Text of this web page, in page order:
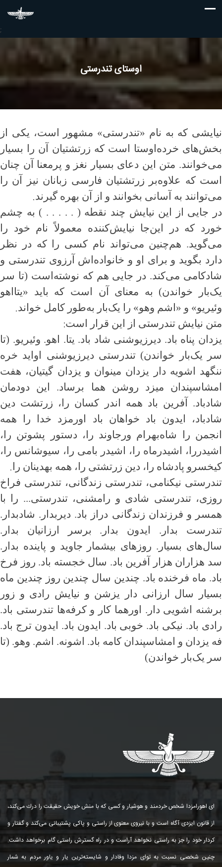
;
اوستای تندرستی
نیایشی که به نام «‌تندرستی‌» مشهور است، یکی از
بخش‌های خرده‌اوستا است که‌ زرتشتیان آن را بسیار
می‌خوانند. متن این دعای بسیار نغز و پرمعنا آن چنان
است که علاوه‌بر زرتشتیان فارسی زبانان نیز آن را
می‌توانند به آسانی بخوانند و از آن بهره گیرند.
در جایی از این نیایش چند نقطه ( . . . . . ) به چشم
خورد که در این‌جا نیایش‌کننده معمولاً نام خود را
می‌گوید. هم‌چنین می‌تواند نام کسی را که در نظر
دارد بگوید و برای او و خانواده‌اش آرزوی تندرستی و
شادکامی می‌کند. در جایی هم که نوشته‌است (تا سر
یک‌بار خواندن) به معنای آن است که باید «یتااهو
وئیریو» و «اشم وهو» را یک‌بار به‌طور کامل خواند.
متن نیایش تندرستی از این قرار است:
یزدان پناه باد. دیرزیوشنی شاد باد. یتا. اهو. وئیریو. (تا
سر یک‌بار خواندن) تندرستی دیرزیوشنی اواید خره
ننگهد اشویه دار یزدان مینوان و یزدان گیتیان، هفت
امشاسپندان میزد روشن هما برساد. این دودمان
شادباد. آفرین باد همه اندر کسان را، زرتشت دین
شادباد، ایدون باد خواهان باد اورمزد خدا را همه
انجمن را شاه‌بهرام ورجاوند را، دستور پشوتن را،
اشیدررا، اشیدرماه را، اشیدر بامی را، سیوشانس را،
کیخسرو پادشاه را، دین زرتشتی را، همه بهدینان را .
تندرستی نیکنامی، تندرستی زندگانی، تندرستی فراخ
روزی، تندرستی شادی و رامشنی، تندرستی... را با
همسر و فرزندان زندگانی دراز باد. دیربدار. شادبدار.
تندرست بدار. ایدون بدار. برسر ارزانیان بدار.
سال‌های بسیار. روزهای بیشمار جاوید و پاینده بدار.
سد هزاران هزار آفرین باد. سال خجسته باد. روز فرخ
باد. ماه فرخنده باد. چندین سال چندین روز چندین ماه
بسیار سال ارزانی دار یزشن و نیایش رادی و زور
برشنه اشویی دار. اورهما کار و کرفه‌ها تندرستی باد.
رادی باد. نیکی باد. خوبی باد. ایدون باد. ایدون ترج باد.
فه یزدان و امشاسپندان کامه باد. اشونه. اشم. وهو. (تا
سر یک‌بار خواندن)
ای اهورامزدا شخص خردمند و هوشیار و كسی كه با منش خویش حقیقت را درك می‌كند،
از قانون ایزدی آگاه است و با نیروی معنوی از راستی و پاكی پشتیبانی می‌كند و گفتار و
كردار خود را جز به راستی نخواهد آراست و در راه گسترش راستی گام برخواهد داشت.
چنین شخصی نسبت به توای مزدا وفادار و شایسته‌ترین یار و یاور مردم به شمار